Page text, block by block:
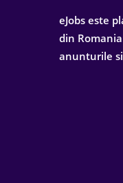
eJobs este
din
anunturile